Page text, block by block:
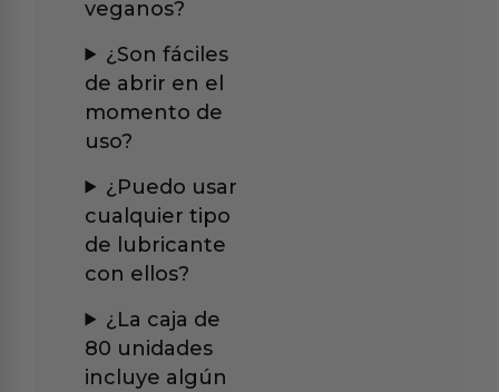
veganos?
¿Son fáciles
de abrir en el
momento de
uso?
¿Puedo usar
cualquier tipo
de lubricante
con ellos?
¿La caja de
80 unidades
incluye algún